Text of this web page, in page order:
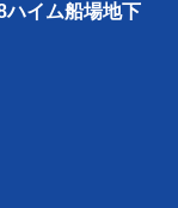
ハイム船場地下